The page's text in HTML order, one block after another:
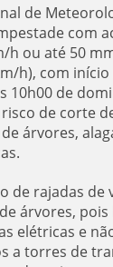
de
com
h ou até 50
h), com
10h00 de
de corte
árvores,
de rajadas de
árvores, pois
elétricas e
a torres de